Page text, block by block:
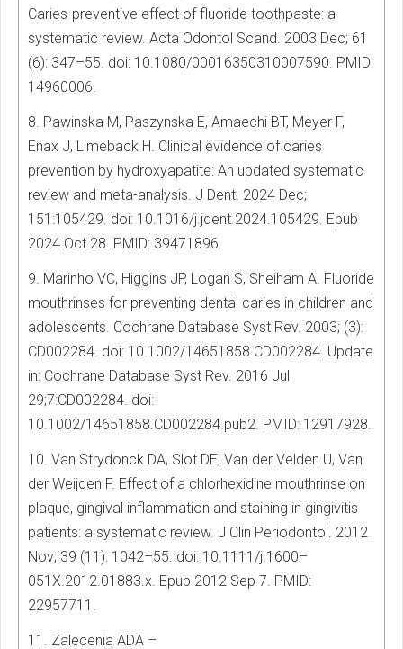
Caries-preventive effect of fluoride toothpaste: a
systematic review. Acta Odontol Scand. 2003 Dec; 61
(6): 347–55. doi: 10.1080/00016350310007590. PMID:
14960006.
8. Pawinska M, Paszynska E, Amaechi BT, Meyer F,
Enax J, Limeback H. Clinical evidence of caries
prevention by hydroxyapatite: An updated systematic
review and meta-analysis. J Dent. 2024 Dec;
151:105429. doi: 10.1016/j.jdent.2024.105429. Epub
2024 Oct 28. PMID: 39471896.
9. Marinho VC, Higgins JP, Logan S, Sheiham A. Fluoride
mouthrinses for preventing dental caries in children and
adolescents. Cochrane Database Syst Rev. 2003; (3):
CD002284. doi: 10.1002/14651858.CD002284. Update
in: Cochrane Database Syst Rev. 2016 Jul
29;7:CD002284. doi:
10.1002/14651858.CD002284.pub2. PMID: 12917928.
10. Van Strydonck DA, Slot DE, Van der Velden U, Van
der Weijden F. Effect of a chlorhexidine mouthrinse on
plaque, gingival inflammation and staining in gingivitis
patients: a systematic review. J Clin Periodontol. 2012
Nov; 39 (11): 1042–55. doi: 10.1111/j.1600–
051X.2012.01883.x. Epub 2012 Sep 7. PMID:
22957711.
11. Zalecenia ADA –